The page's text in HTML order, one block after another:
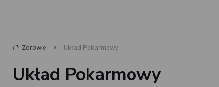
Zdrowie Układ Pokarmowy
Układ Pokarmowy